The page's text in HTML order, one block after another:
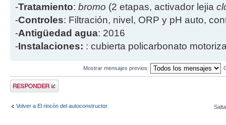
-Tratamiento: bromo (2 etapas, activador lejia
-Controles: Filtración, nivel, ORP y pH auto,
-Antigüedad agua: 2016
-Instalaciones: : cubierta policarbonato
Mostrar mensajes previos:
Publicar una
respuesta
Volver a El rincón del autoconstructor